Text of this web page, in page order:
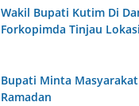
Wakil Bupati Kutim Di
Forkopimda Tinjau
Bupati Minta
Ramadan